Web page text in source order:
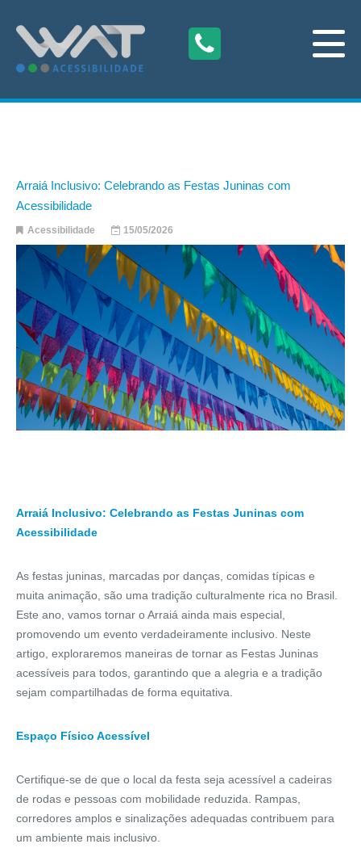
Arraiá Inclusivo: Celebrando as Festas Juninas com
Acessibilidade
Acessibilidade 15/05/2026
Arraiá Inclusivo: Celebrando as Festas Juninas com
Acessibilidade
As festas juninas, marcadas por danças, comidas típicas e
muita animação, são uma tradição culturalmente rica no Brasil.
Este ano, vamos tornar o Arraiá ainda mais especial,
promovendo um evento verdadeiramente inclusivo. Neste
artigo, exploraremos maneiras de tornar as Festas Juninas
acessíveis para todos, garantindo que a alegria e a tradição
sejam compartilhadas de forma equitativa.
Espaço Físico Acessível
Certifique-se de que o local da festa seja acessível a cadeiras
de rodas e pessoas com mobilidade reduzida. Rampas,
corredores amplos e sinalizações adequadas contribuem para
um ambiente mais inclusivo.